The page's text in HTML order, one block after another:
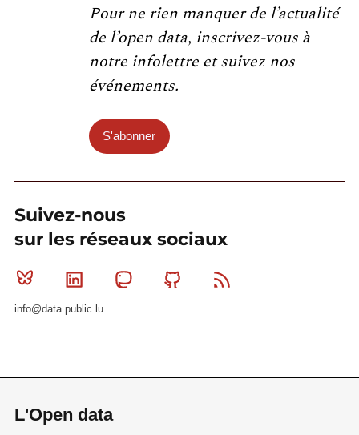
Pour ne rien manquer de l’actualité
de l’open data, inscrivez-vous à
notre infolettre et suivez nos
événements.
S'abonner
Suivez-nous
sur les réseaux sociaux
Bluesky Linkedin MastodonGithub
info@data.public.lu
L'Open data